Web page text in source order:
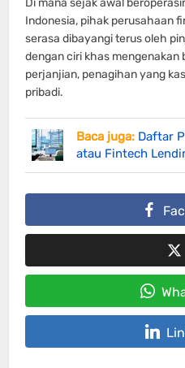
Indonesia, pihak perusahaan
serasa dibayangi terus oleh
dengan ciri khas mengenakan
perjanjian, penagihan yang
pribadi.
Baca juga: Daftar
atau Fintech